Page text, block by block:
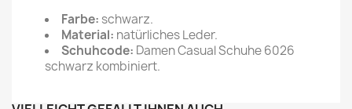
Farbe: schwarz.
Material: natürliches Leder.
Schuhcode: Damen Casual Schuhe 6026
schwarz kombiniert.